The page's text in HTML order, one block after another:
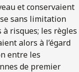
et conservaient
sans limitation
risques; les règles
alors à l’égard
entre les
de premier